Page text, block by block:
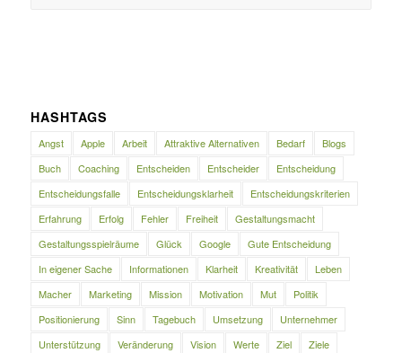
HASHTAGS
Angst Apple Arbeit Attraktive Alternativen Bedarf
Blogs
Buch
Coaching Entscheiden Entscheider
Entscheidung
Entscheidungsfalle
Entscheidungsklarheit
Entscheidungskriterien
Erfahrung
Erfolg Fehler Freiheit
Gestaltungsmacht
Gestaltungsspielräume
Glück Google
Gute Entscheidung
In eigener Sache
Informationen Klarheit Kreativität
Leben
Macher
Marketing Mission Motivation Mut
Politik
Positionierung
Sinn Tagebuch Umsetzung
Unternehmer
Unterstützung
Veränderung Vision Werte Ziel Ziele